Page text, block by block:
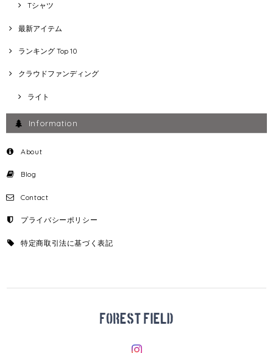
Tシャツ
最新アイテム
ランキング Top 10
クラウドファンディング
ライト
Information
About
Blog
Contact
プライバシーポリシー
特定商取引法に基づく表記